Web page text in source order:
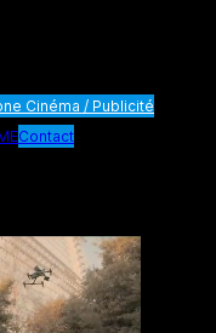
Cinéma / Publicité
Contact